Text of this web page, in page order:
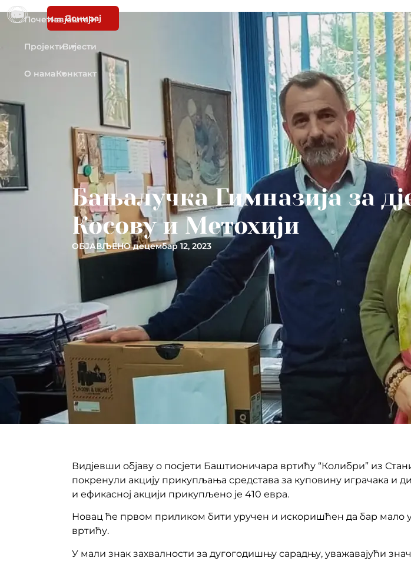
Почетна
Пројекти
О нама
Извјештаји
Вијести
Конктакт
Донирај
Бањалучка Гимназија за
Косову и Метохији
ОБЈАВЉЕНО децембар 12, 2023
Видјевши објаву о посјети Баштионичара вртићу “Колибри” из
покренули акцију прикупљања средстава за куповину играчака и
и ефикасној акцији прикупљено је 410 евра.
Новац ће првом приликом бити уручен и искоришћен да бар мало
вртићу.
У мали знак захвалности за дугогодишњу сарадњу, уважавајући